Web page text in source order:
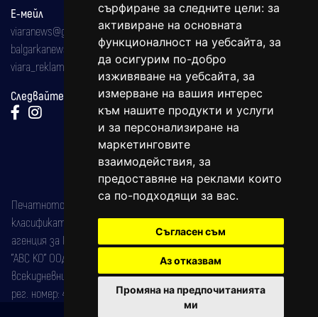
сърфиране за следните цели: за
активиране на основната
функционалност на уебсайта, за
да осигурим по-добро
изживяване на уебсайта, за
измерване на вашия интерес
към нашите продукти и услуги
и за персонализиране на
маркетинговите
взаимодействия, за
предоставяне на реклами които
са по-подходящи за вас.
Съгласен съм
Аз отказвам
Промяна на предпочитанията
ми
Е-мейл
viaranews@gmail.com
balgarkanews@gmail.com
viara_reklama@mail.bg
Следвайте ни:
Печатното издание на вестника е регистрирано в националния
класификатор на печатните издания (Българска национална
агенция за ISSN) под номер: ISSN 1312-4722.
"АВС КО" ООД е притежател на марката: Вяра информационен
всекидневник на югозападна България, със свидетелство за марка
рег. номер: 47857/11.05.2004 година.